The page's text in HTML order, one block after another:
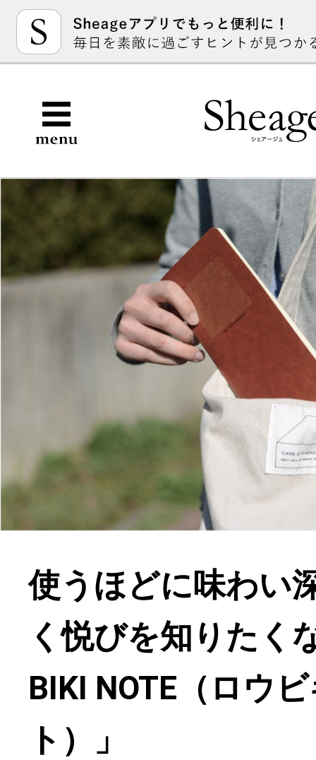
使うほどに味わい
く悦びを知りたく
BIKI NOTE（ロウ
ト）」